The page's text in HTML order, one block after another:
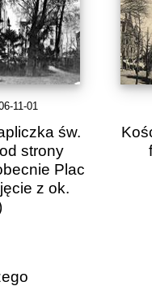
11-01
św.
strony
Plac
z ok.